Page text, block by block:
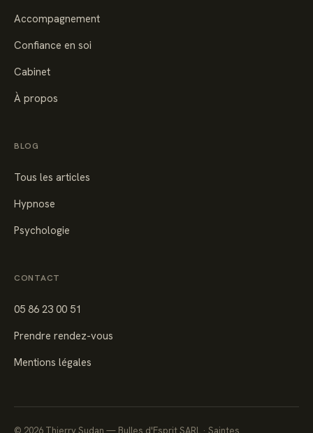
Accompagnement
Confiance en soi
Cabinet
À propos
BLOG
Tous les articles
Hypnose
Psychologie
CONTACT
05 86 23 00 51
Prendre rendez-vous
Mentions légales
© 2026 Thierry Sudan — Bulles d'Esprit SARL · Saintes